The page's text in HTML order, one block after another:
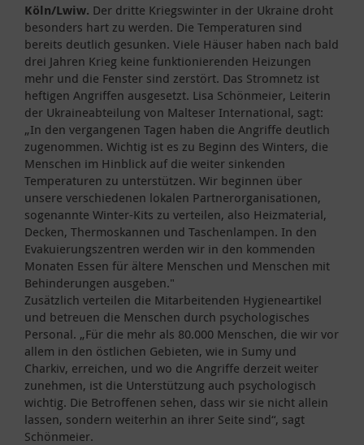
Köln/Lwiw. Der dritte Kriegswinter in der Ukraine droht
besonders hart zu werden. Die Temperaturen sind
bereits deutlich gesunken. Viele Häuser haben nach bald
drei Jahren Krieg keine funktionierenden Heizungen
mehr und die Fenster sind zerstört. Das Stromnetz ist
heftigen Angriffen ausgesetzt. Lisa Schönmeier, Leiterin
der Ukraineabteilung von Malteser International, sagt:
„In den vergangenen Tagen haben die Angriffe deutlich
zugenommen. Wichtig ist es zu Beginn des Winters, die
Menschen im Hinblick auf die weiter sinkenden
Temperaturen zu unterstützen. Wir beginnen über
unsere verschiedenen lokalen Partnerorganisationen,
sogenannte Winter-Kits zu verteilen, also Heizmaterial,
Decken, Thermoskannen und Taschenlampen. In den
Evakuierungszentren werden wir in den kommenden
Monaten Essen für ältere Menschen und Menschen mit
Behinderungen ausgeben."
Zusätzlich verteilen die Mitarbeitenden Hygieneartikel
und betreuen die Menschen durch psychologisches
Personal. „Für die mehr als 80.000 Menschen, die wir vor
allem in den östlichen Gebieten, wie in Sumy und
Charkiv, erreichen, und wo die Angriffe derzeit weiter
zunehmen, ist die Unterstützung auch psychologisch
wichtig. Die Betroffenen sehen, dass wir sie nicht allein
lassen, sondern weiterhin an ihrer Seite sind“, sagt
Schönmeier.